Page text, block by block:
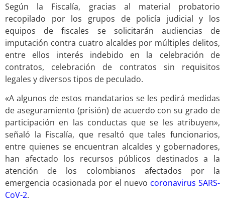
Según la Fiscalía, gracias al material probatorio
recopilado por los grupos de policía judicial y los
equipos de fiscales se solicitarán audiencias de
imputación contra cuatro alcaldes por múltiples delitos,
entre ellos interés indebido en la celebración de
contratos, celebración de contratos sin requisitos
legales y diversos tipos de peculado.
«A algunos de estos mandatarios se les pedirá medidas
de aseguramiento (prisión) de acuerdo con su grado de
participación en las conductas que se les atribuyen»,
señaló la Fiscalía, que resaltó que tales funcionarios,
entre quienes se encuentran alcaldes y gobernadores,
han afectado los recursos públicos destinados a la
atención de los colombianos afectados por la
emergencia ocasionada por el nuevo coronavirus SARS-
CoV-2.